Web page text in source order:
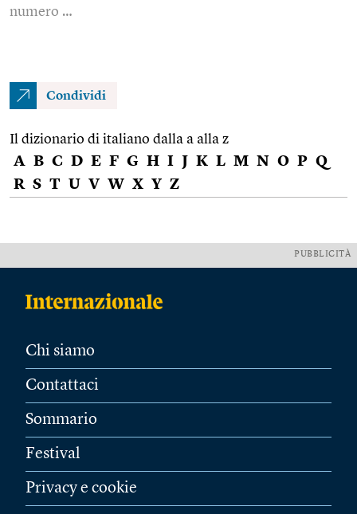
numero …
Condividi
Il dizionario di italiano dalla a alla z
A B C D E F G H I J K L M N O P Q
R S T U V W X Y Z
PUBBLICITÀ
Chi siamo
Contattaci
Sommario
Festival
Privacy e cookie